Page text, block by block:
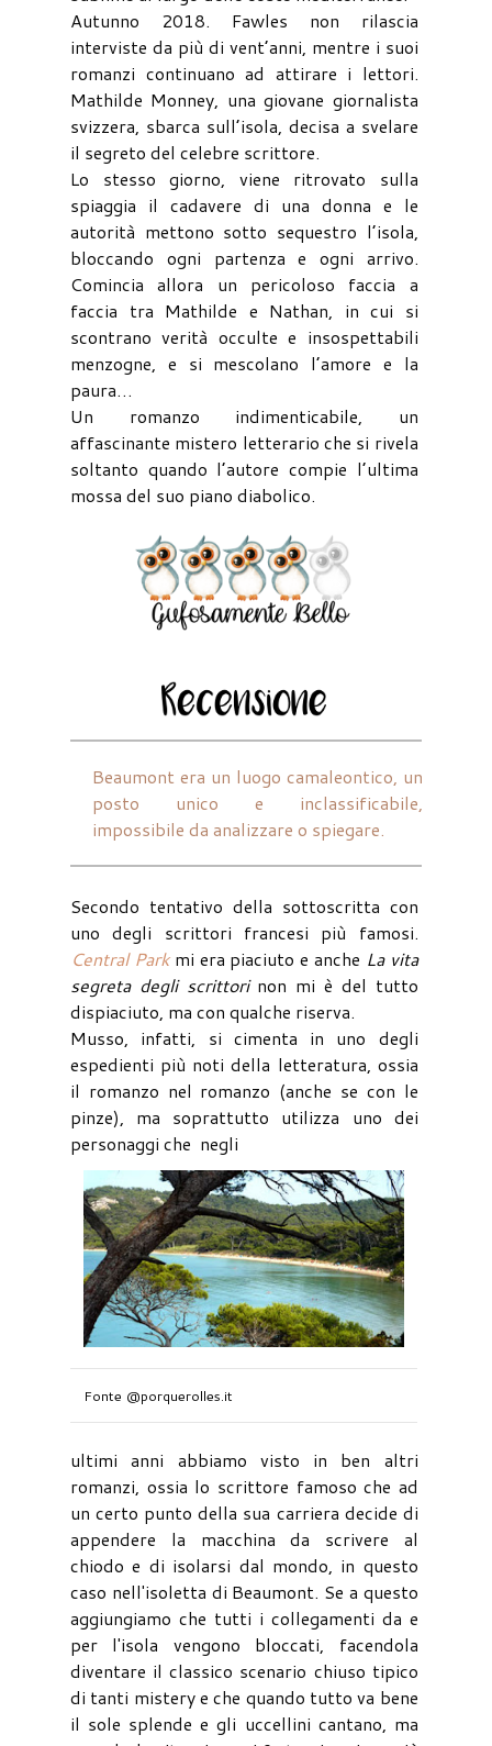
Autunno 2018. Fawles non rilascia
interviste da più di vent’anni, mentre i suoi
romanzi continuano ad attirare i lettori.
Mathilde Monney, una giovane giornalista
svizzera, sbarca sull’isola, decisa a svelare
il segreto del celebre scrittore.
Lo stesso giorno, viene ritrovato sulla
spiaggia il cadavere di una donna e le
autorità mettono sotto sequestro l’isola,
bloccando ogni partenza e ogni arrivo.
Comincia allora un pericoloso faccia a
faccia tra Mathilde e Nathan, in cui si
scontrano verità occulte e insospettabili
menzogne, e si mescolano l’amore e la
paura…
Un romanzo indimenticabile, un
affascinante mistero letterario che si rivela
soltanto quando l’autore compie l’ultima
mossa del suo piano diabolico.
Beaumont era un luogo camaleontico, un
posto unico e inclassificabile,
impossibile da analizzare o spiegare.
Secondo tentativo della sottoscritta con
uno degli scrittori francesi più famosi.
Central Park mi era piaciuto e anche La vita
segreta degli scrittorinon mi è del tutto
dispiaciuto, ma con qualche riserva.
Musso, infatti, si cimenta in uno degli
espedienti più noti della letteratura, ossia
il romanzo nel romanzo (anche se con le
pinze), ma soprattutto utilizza uno dei
personaggi che negli
Fonte @porquerolles.it
ultimi anni abbiamo visto in ben altri
romanzi, ossia lo scrittore famoso che ad
un certo punto della sua carriera decide di
appendere la macchina da scrivere al
chiodo e di isolarsi dal mondo, in questo
caso nell'isoletta di Beaumont. Se a questo
aggiungiamo che tutti i collegamenti da e
per l'isola vengono bloccati, facendola
diventare il classico scenario chiuso tipico
di tanti mistery e che quando tutto va bene
il sole splende e gli uccellini cantano, ma